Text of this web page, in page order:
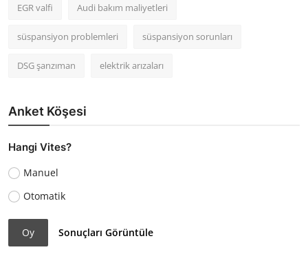
EGR valfi Audi bakım maliyetleri
süspansiyon problemleri süspansiyon sorunları
DSG şanzıman elektrik arızaları
Anket Köşesi
Hangi Vites?
Manuel
Otomatik
Oy Sonuçları Görüntüle